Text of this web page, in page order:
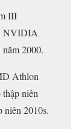
III
NVIDIA
2000.
Athlon
niên
niên 2010s.